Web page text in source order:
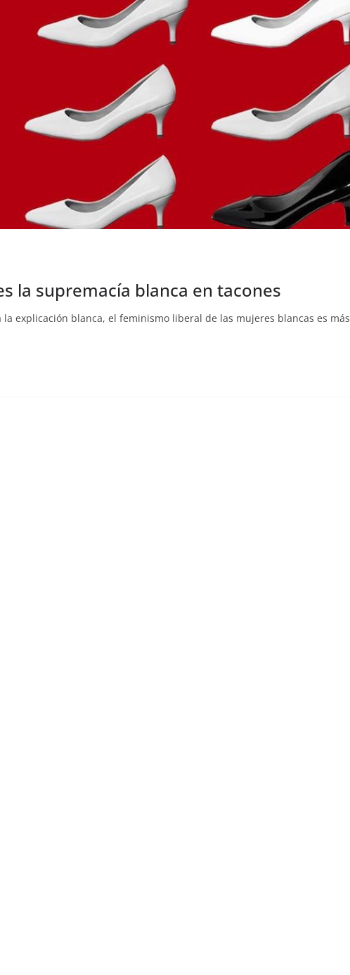
la supremacía blanca en tacones
explicación blanca, el feminismo liberal de las mujeres blancas es más